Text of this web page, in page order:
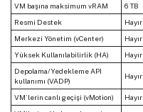
VM başına maksimum vRAM
6 TB
Resmi Destek
Hayır
Merkezi Yönetim (vCenter)
Hayır
Yüksek Kullanılabilirlik (HA)
Hayır
Depolama/Yedekleme API
kullanımı (VADP)
Hayır
VM’lerin canlı geçişi (vMotion) Hayır